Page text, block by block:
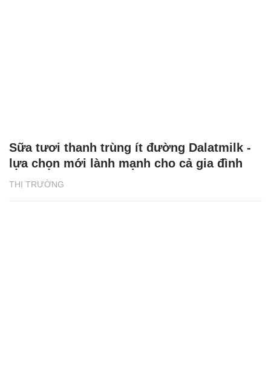
THỊ TRƯỜNG
Sữa tươi thanh trùng ít đường Dalatmilk -
lựa chọn mới lành mạnh cho cả gia đình